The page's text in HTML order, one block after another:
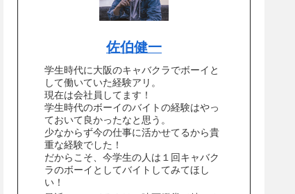
佐伯健一
学生時代に大阪のキャバクラでボーイと
して働いていた経験アリ。
現在は会社員してます！
学生時代のボーイのバイトの経験はやっ
ておいて良かったなと思う。
少なからず今の仕事に活かせてるから貴
重な経験でした！
だからこそ、今学生の人は１回キャバク
ラのボーイとしてバイトしてみてほし
い！